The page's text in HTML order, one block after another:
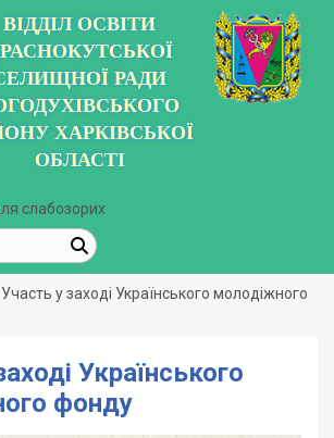
ВІДДІЛ ОСВІТИ
РАДИ
ХАРКІВСЬКОЇ
ОБЛАСТІ
слабозорих
Участь у заході Українського молодіжного
Українського
фонду